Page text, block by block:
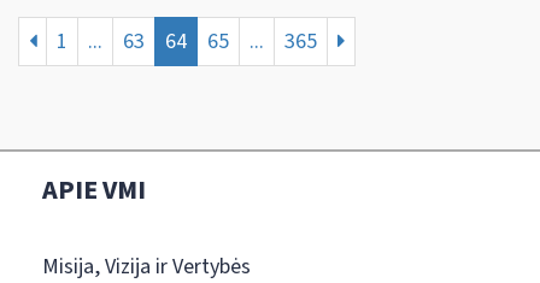
1 ... 63 64 65 ... 365
APIE VMI
Misija, Vizija ir Vertybės